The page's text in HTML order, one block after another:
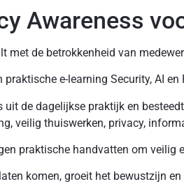
Awareness
de betrokkenheid van
e-learning Security, AI
uit de dagelijkse praktijk en
veilig thuiswerken, privacy,
praktische handvatten om veilig
komen, groeit het bewustzijn